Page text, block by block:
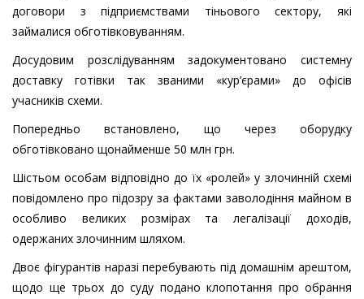
договори з підприємствами тіньового сектору, які
займалися обготівковуванням.
Досудовим розслідуванням задокументовано системну
доставку готівки так званими «кур’єрами» до офісів
учасників схеми.
Попередньо встановлено, що через оборудку
обготівковано щонайменше 50 млн грн.
Шістьом особам відповідно до їх «ролей» у злочинній схемі
повідомлено про підозру за фактами заволодіння майном в
особливо великих розмірах та легалізації доходів,
одержаних злочинним шляхом.
Двоє фігурантів наразі перебувають під домашнім арештом,
щодо ще трьох до суду подано клопотання про обрання